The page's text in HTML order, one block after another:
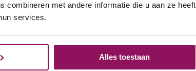
combineren met andere informatie die u aan ze heeft
services.
Alles toestaan